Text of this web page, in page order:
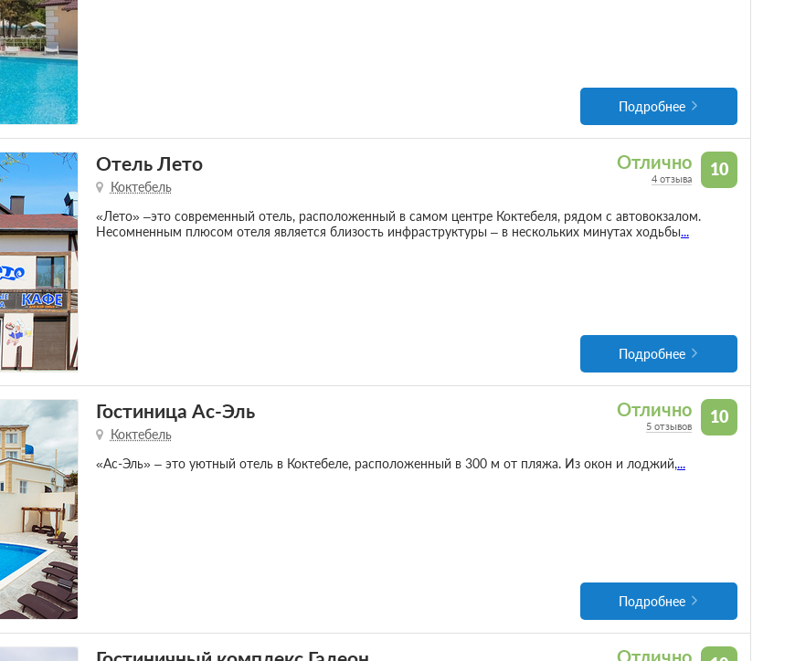
Подробнее
10
Отлично
4 отзыва
Отель Лето
Коктебель
«Лето» –это современный отель, расположенный в самом центре Коктебеля, рядом с автовокзалом.
Несомненным плюсом отеля является близость инфраструктуры – в нескольких минутах ходьбы...
Подробнее
10
Отлично
5 отзывов
Гостиница Ас-Эль
Коктебель
«Ас-Эль» – это уютный отель в Коктебеле, расположенный в 300 м от пляжа. Из окон и лоджий,...
Подробнее
Отлично